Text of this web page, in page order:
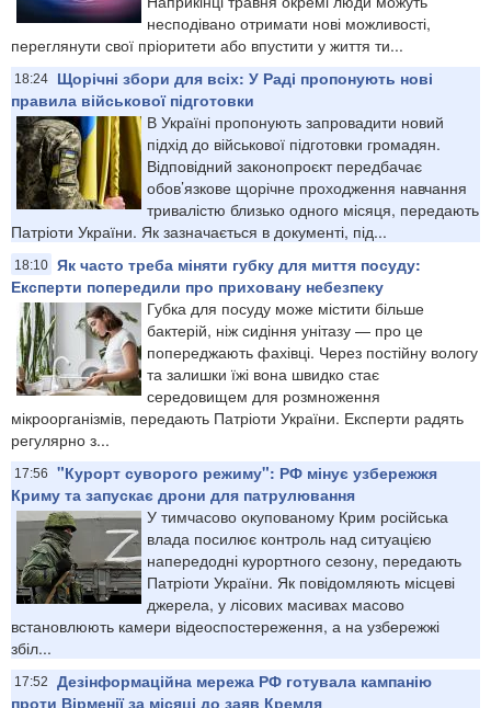
несподівано отримати нові можливості,
переглянути свої пріоритети або впустити у життя ти...
18:24
Щорічні збори для всіх: У Раді пропонують нові
правила військової підготовки
В Україні пропонують запровадити новий
підхід до військової підготовки громадян.
Відповідний законопроєкт передбачає
обов’язкове щорічне проходження навчання
тривалістю близько одного місяця, передають
Патріоти України. Як зазначається в документі, під...
18:10 Як часто треба міняти губку для миття посуду:
Експерти попередили про приховану небезпеку
Губка для посуду може містити більше
бактерій, ніж сидіння унітазу — про це
попереджають фахівці. Через постійну вологу
та залишки їжі вона швидко стає
середовищем для розмноження
мікроорганізмів, передають Патріоти України. Експерти радять
регулярно з...
17:56
"Курорт суворого режиму": РФ мінує узбережжя
Криму та запускає дрони для патрулювання
У тимчасово окупованому Крим російська
влада посилює контроль над ситуацією
напередодні курортного сезону, передають
Патріоти України. Як повідомляють місцеві
джерела, у лісових масивах масово
встановлюють камери відеоспостереження, а на узбережжі
збіл...
17:52
Дезінформаційна мережа РФ готувала кампанію
проти Вірменії за місяці до заяв Кремля